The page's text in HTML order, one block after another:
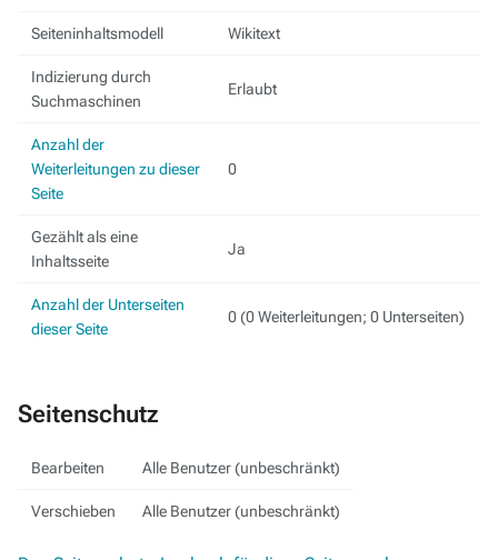
Seiteninhaltsmodell Wikitext
Indizierung durch
Suchmaschinen
Erlaubt
Anzahl der
Weiterleitungen zu dieser
Seite
0
Gezählt als eine
Inhaltsseite
Ja
Anzahl der Unterseiten
dieser Seite
0 (0 Weiterleitungen; 0 Unterseiten)
Seitenschutz
Bearbeiten Alle Benutzer (unbeschränkt)
Verschieben Alle Benutzer (unbeschränkt)